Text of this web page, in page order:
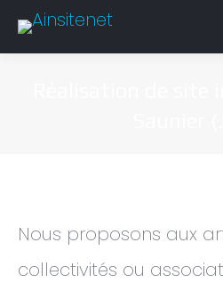
Nous proposons aux
collectivités ou